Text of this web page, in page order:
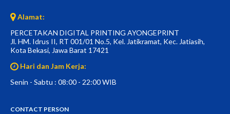
Alamat:
PERCETAKAN DIGITAL PRINTING AYONGEPRINT
Jl. HM. Idrus II, RT 001/01 No.5, Kel. Jatikramat, Kec. Jatiasih,
Kota Bekasi, Jawa Barat 17421
Hari dan Jam Kerja:
Senin - Sabtu : 08:00 - 22:00 WIB
CONTACT PERSON